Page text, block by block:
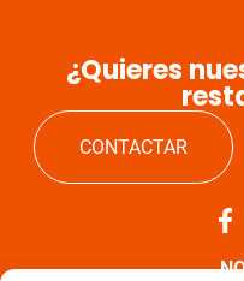
¿Quieres
CONTACTAR